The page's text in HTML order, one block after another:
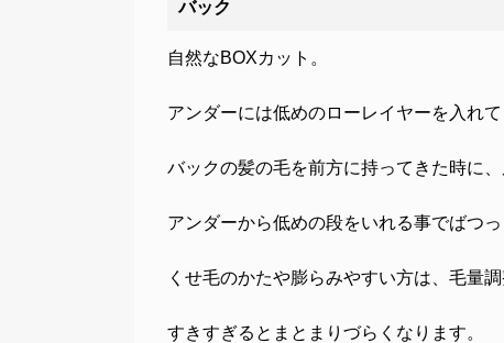
バック
自然なBOXカット。
アンダーには低めのローレイヤーを入れ
バックの髪の毛を前方に持ってきた時に
アンダーから低めの段をいれる事でばつ
くせ毛のかたや膨らみやすい方は、毛量
すきすぎるとまとまりづらくなります。